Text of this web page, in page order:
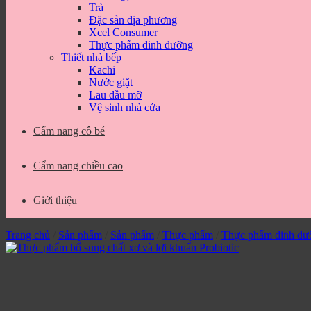
Trà
Đặc sản địa phương
Xcel Consumer
Thực phẩm dinh dưỡng
Thiết nhà bếp
Kachi
Nước giặt
Lau dầu mỡ
Vệ sinh nhà cửa
Cẩm nang cô bé
Cẩm nang chiều cao
Giới thiệu
Trang chủ Sản phẩm Sản phẩm Thực phẩm Thực phẩm dinh